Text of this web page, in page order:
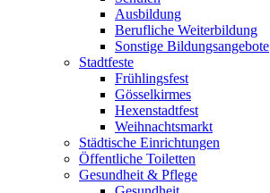
Ausbildung
Berufliche Weiterbildung
Sonstige Bildungsangebote
Stadtfeste
Frühlingsfest
Gösselkirmes
Hexenstadtfest
Weihnachtsmarkt
Städtische Einrichtungen
Öffentliche Toiletten
Gesundheit & Pflege